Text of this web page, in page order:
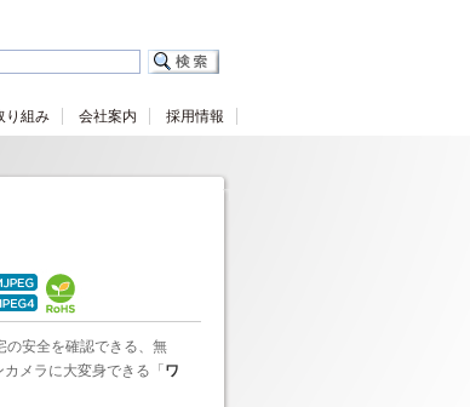
り組み 会社案内 採用情報
の安全を確認できる、無
メラに大変身できる「 ワ